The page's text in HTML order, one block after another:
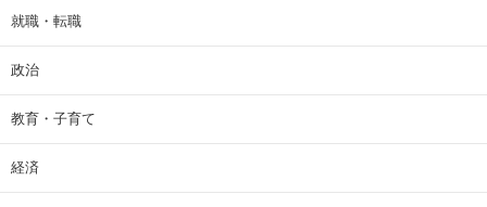
就職・転職
政治
教育・子育て
経済